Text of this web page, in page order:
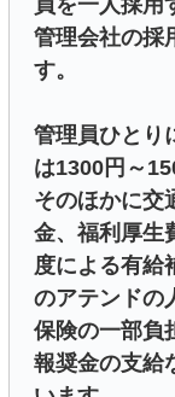
管理会社の採
す。
管理員ひとり
は1300円～
そのほかに交
金、福利厚生
度による有給
のアテンドの
保険の一部負
報奨金の支給